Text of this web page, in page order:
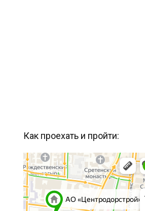
Как проехать и пройти: